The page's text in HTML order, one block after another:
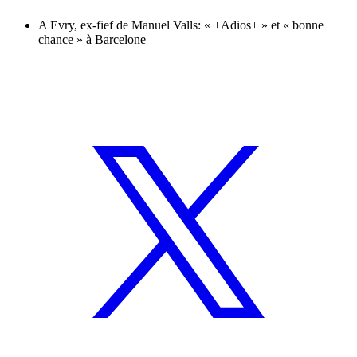
A Evry, ex-fief de Manuel Valls: « +Adios+ » et « bonne
chance » à Barcelone